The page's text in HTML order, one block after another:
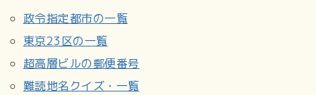
政令指定都市の一覧
東京23区の一覧
超高層ビルの郵便番号
難読地名クイズ・一覧